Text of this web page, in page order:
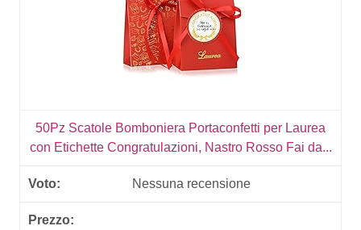
50Pz Scatole Bomboniera Portaconfetti per Laurea
con Etichette Congratulazioni, Nastro Rosso Fai da...
Nessuna recensione